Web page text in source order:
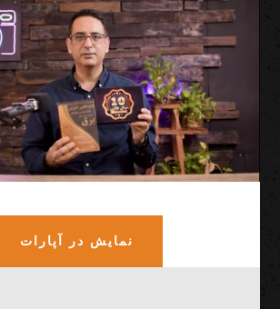
نمایش در آپارات